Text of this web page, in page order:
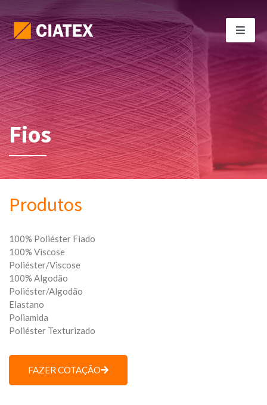
Fios
Produtos
100% Poliéster Fiado
100% Viscose
Poliéster/Viscose
100% Algodão
Poliéster/Algodão
Elastano
Poliamida
Poliéster Texturizado
FAZER COTAÇÃO